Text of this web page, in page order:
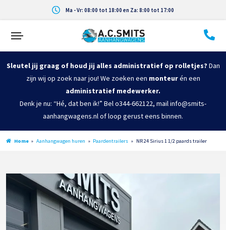
Ma - Vr: 08:00 tot 18:00 en Za: 8:00 tot 17:00
Sleutel jij graag of houd jij alles administratief op rolletjes? Dan
zijn wij op zoek naar jou! We zoeken een monteurén een
administratief medewerker.
Denk je nu: “Hé, dat ben ik!” Bel o344-662122, mail info@smits-
aanhangwagens.nl of loop gerust eens binnen.
Home » Aanhangwagen huren » Paardentrailers » NR 24 Sirius 1 1/2 paards trailer